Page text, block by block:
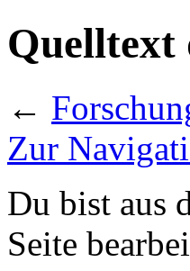
Quelltext
←
Zur
Du bist aus
Seite